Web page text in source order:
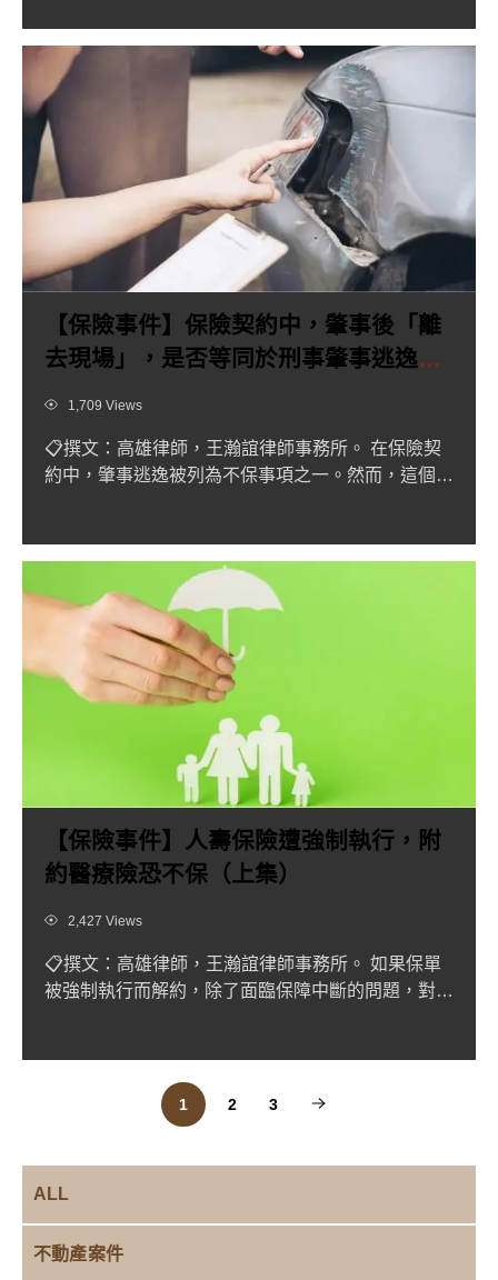
ALL
不動產案件
【保險事件】保險契約中，肇事後「離
去現場」，是否等同於刑事肇事逃逸？
Views1,709 Views
📋撰文：高雄律師，王瀚誼律師事務所。 在保險契
約中，肇事逃逸被列為不保事項之一。然而，這個
【保險事件】人壽保險遭強制執行，附
約醫療險恐不保（上集）
Views2,427 Views
📋撰文：高雄律師，王瀚誼律師事務所。 如果保單
被強制執行而解約，除了面臨保障中斷的問題，對於
1 2 3